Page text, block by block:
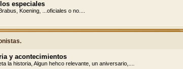
especiales
Koening, ...oficiales o no....
y acontecimientos
la historia, Algun hehco relevante, un aniversario,....